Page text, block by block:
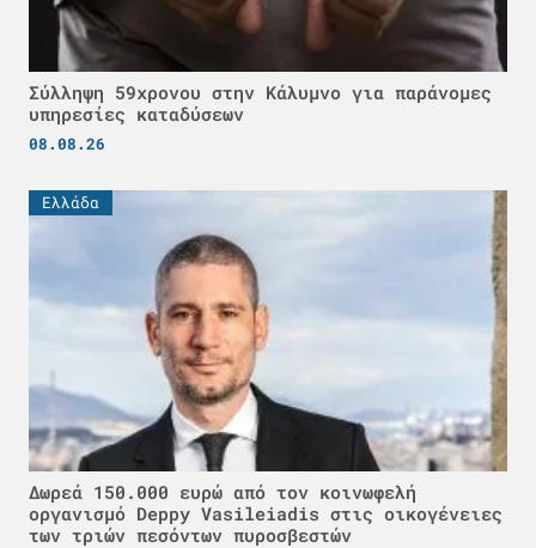
Σύλληψη 59χρονου στην Κάλυμνο για παράνομες
υπηρεσίες καταδύσεων
08.08.26
Ελλάδα
Δωρεά 150.000 ευρώ από τον κοινωφελή
οργανισμό Deppy Vasileiadis στις οικογένειες
των τριών πεσόντων πυροσβεστών